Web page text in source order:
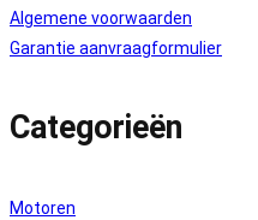
Algemene voorwaarden
Garantie aanvraagformulier
Categorieën
Motoren